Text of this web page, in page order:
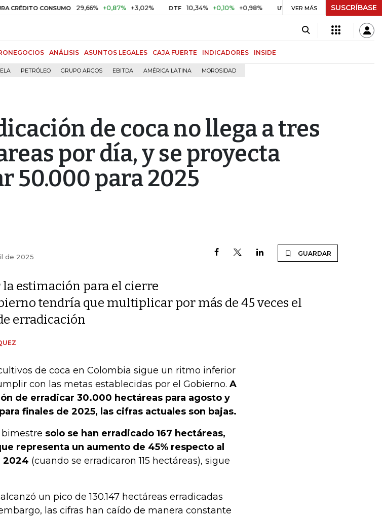
CONSUMO 29,66% +0,87% +3,02% DTF 10,34% +0,10% +0,98% UVR $ 416,86 +$ 0,05 +0,01%
VER MÁS SUSCRÍBASE
ANÁLISIS ASUNTOS LEGALES CAJA FUERTE INDICADORES INSIDE
PETRÓLEO GRUPO ARGOS EBITDA AMÉRICA LATINA MOROSIDAD
de coca no llega a tres
por día, y se proyecta
50.000 para 2025
de 2025 GUARDAR
la estimación para el cierre
tendría que multiplicar por más de 45 veces el
erradicación
de coca en Colombia sigue un ritmo inferior
con las metas establecidas por el Gobierno. A
de erradicar 30.000 hectáreas para agosto y
finales de 2025, las cifras actuales son bajas.
solo se han erradicado 167 hectáreas,
representa un aumento de 45% respecto al
2024 (cuando se erradicaron 115 hectáreas), sigue
un pico de 130.147 hectáreas erradicadas
las cifras han caído de manera constante